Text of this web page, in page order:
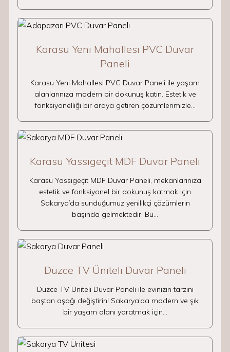
Karasu Yeni Mahallesi PVC Duvar
Paneli
Karasu Yeni Mahallesi PVC Duvar Paneli ile yaşam
alanlarınıza modern bir dokunuş katın. Estetik ve
fonksiyonelliği bir araya getiren çözümlerimizle…
Karasu Yassıgeçit MDF Duvar Paneli
Karasu Yassıgeçit MDF Duvar Paneli, mekanlarınıza
estetik ve fonksiyonel bir dokunuş katmak için
Sakarya’da sunduğumuz yenilikçi çözümlerin
başında gelmektedir. Bu…
Düzce TV Üniteli Duvar Paneli
Düzce TV Üniteli Duvar Paneli ile evinizin tarzını
baştan aşağı değiştirin! Sakarya’da modern ve şık
bir yaşam alanı yaratmak için…